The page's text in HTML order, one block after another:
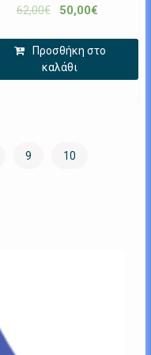
62,00€ 50,00€
Προσθήκη στο
καλάθι
9 10